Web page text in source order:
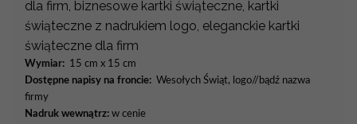
dla firm, biznesowe kartki świąteczne, kartki
świąteczne z nadrukiem logo, eleganckie kartki
świąteczne dla firm
Wymiar: 15 cm x 15 cm
Dostępne napisy na froncie: Wesołych Świąt, logo//bądź nazwa
firmy
Nadruk wewnątrz: w cenie